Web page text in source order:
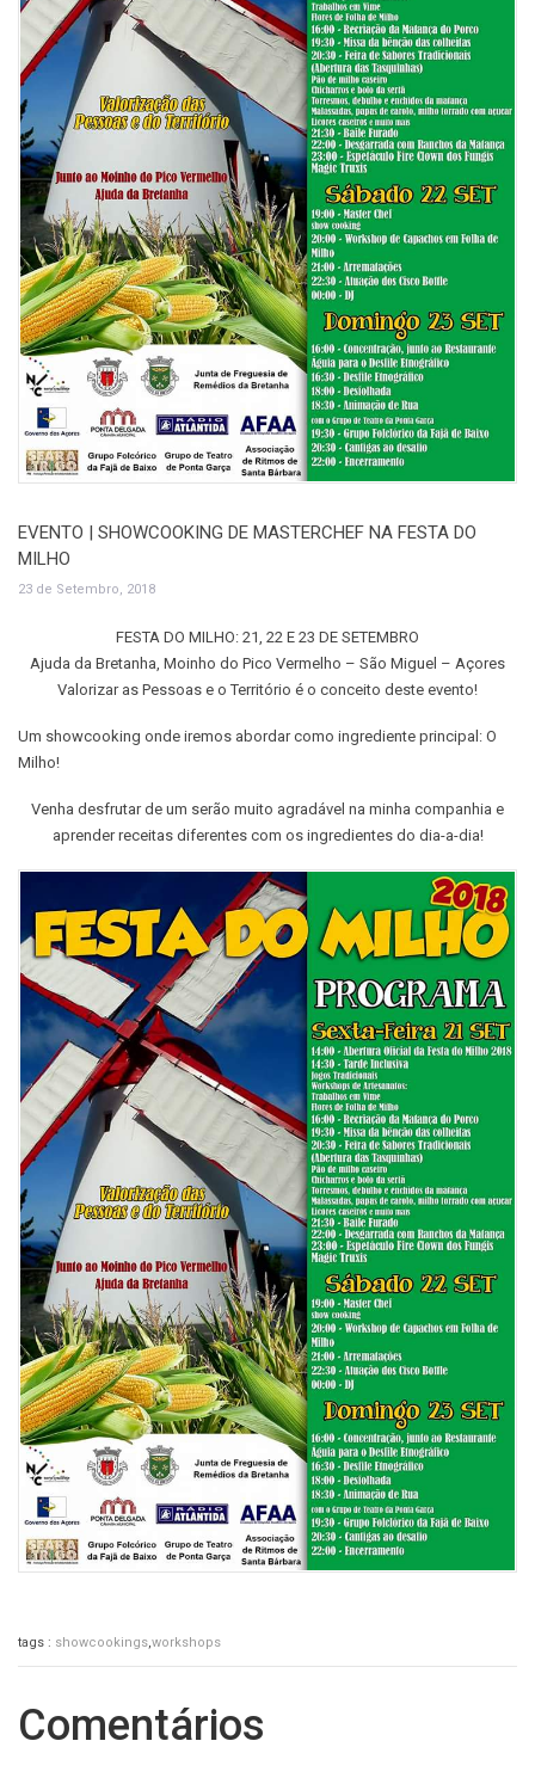
EVENTO | SHOWCOOKING DE MASTERCHEF NA FESTA DO
MILHO
23 de Setembro, 2018
FESTA DO MILHO: 21, 22 E 23 DE SETEMBRO
Ajuda da Bretanha, Moinho do Pico Vermelho – São Miguel – Açores
Valorizar as Pessoas e o Território é o conceito deste evento!
Um showcooking onde iremos abordar como ingrediente principal: O
Milho!
Venha desfrutar de um serão muito agradável na minha companhia e
aprender receitas diferentes com os ingredientes do dia-a-dia!
tags : showcookings,workshops
Comentários